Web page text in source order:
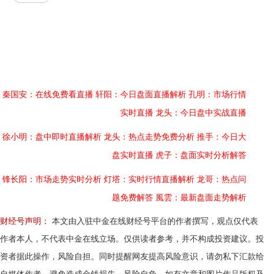
秦国安：在线免费看直播 轩阳：今日盘面直播解析 孔明：市场行情
实时直播 龙头：今日盘中实战直播
徐小明：盘中即时直播解析 龙头：热点走势免费分析 推手：今日大
盘实时直播 虎子：盘面实时分析解答
锋长阳：市场走势实时分析 灯塔：实时行情直播解析 龙哥：热点问
题免费解答 風雲：最新盘面走势解析
财经号声明：
本文由入驻中金在线财经号平台的作者撰写，观点仅代表
作者本人，不代表中金在线立场。仅供读者参考，并不构成投资建议。投
资者据此操作，风险自担。同时提醒网友提高风险意识，请勿私下汇款给